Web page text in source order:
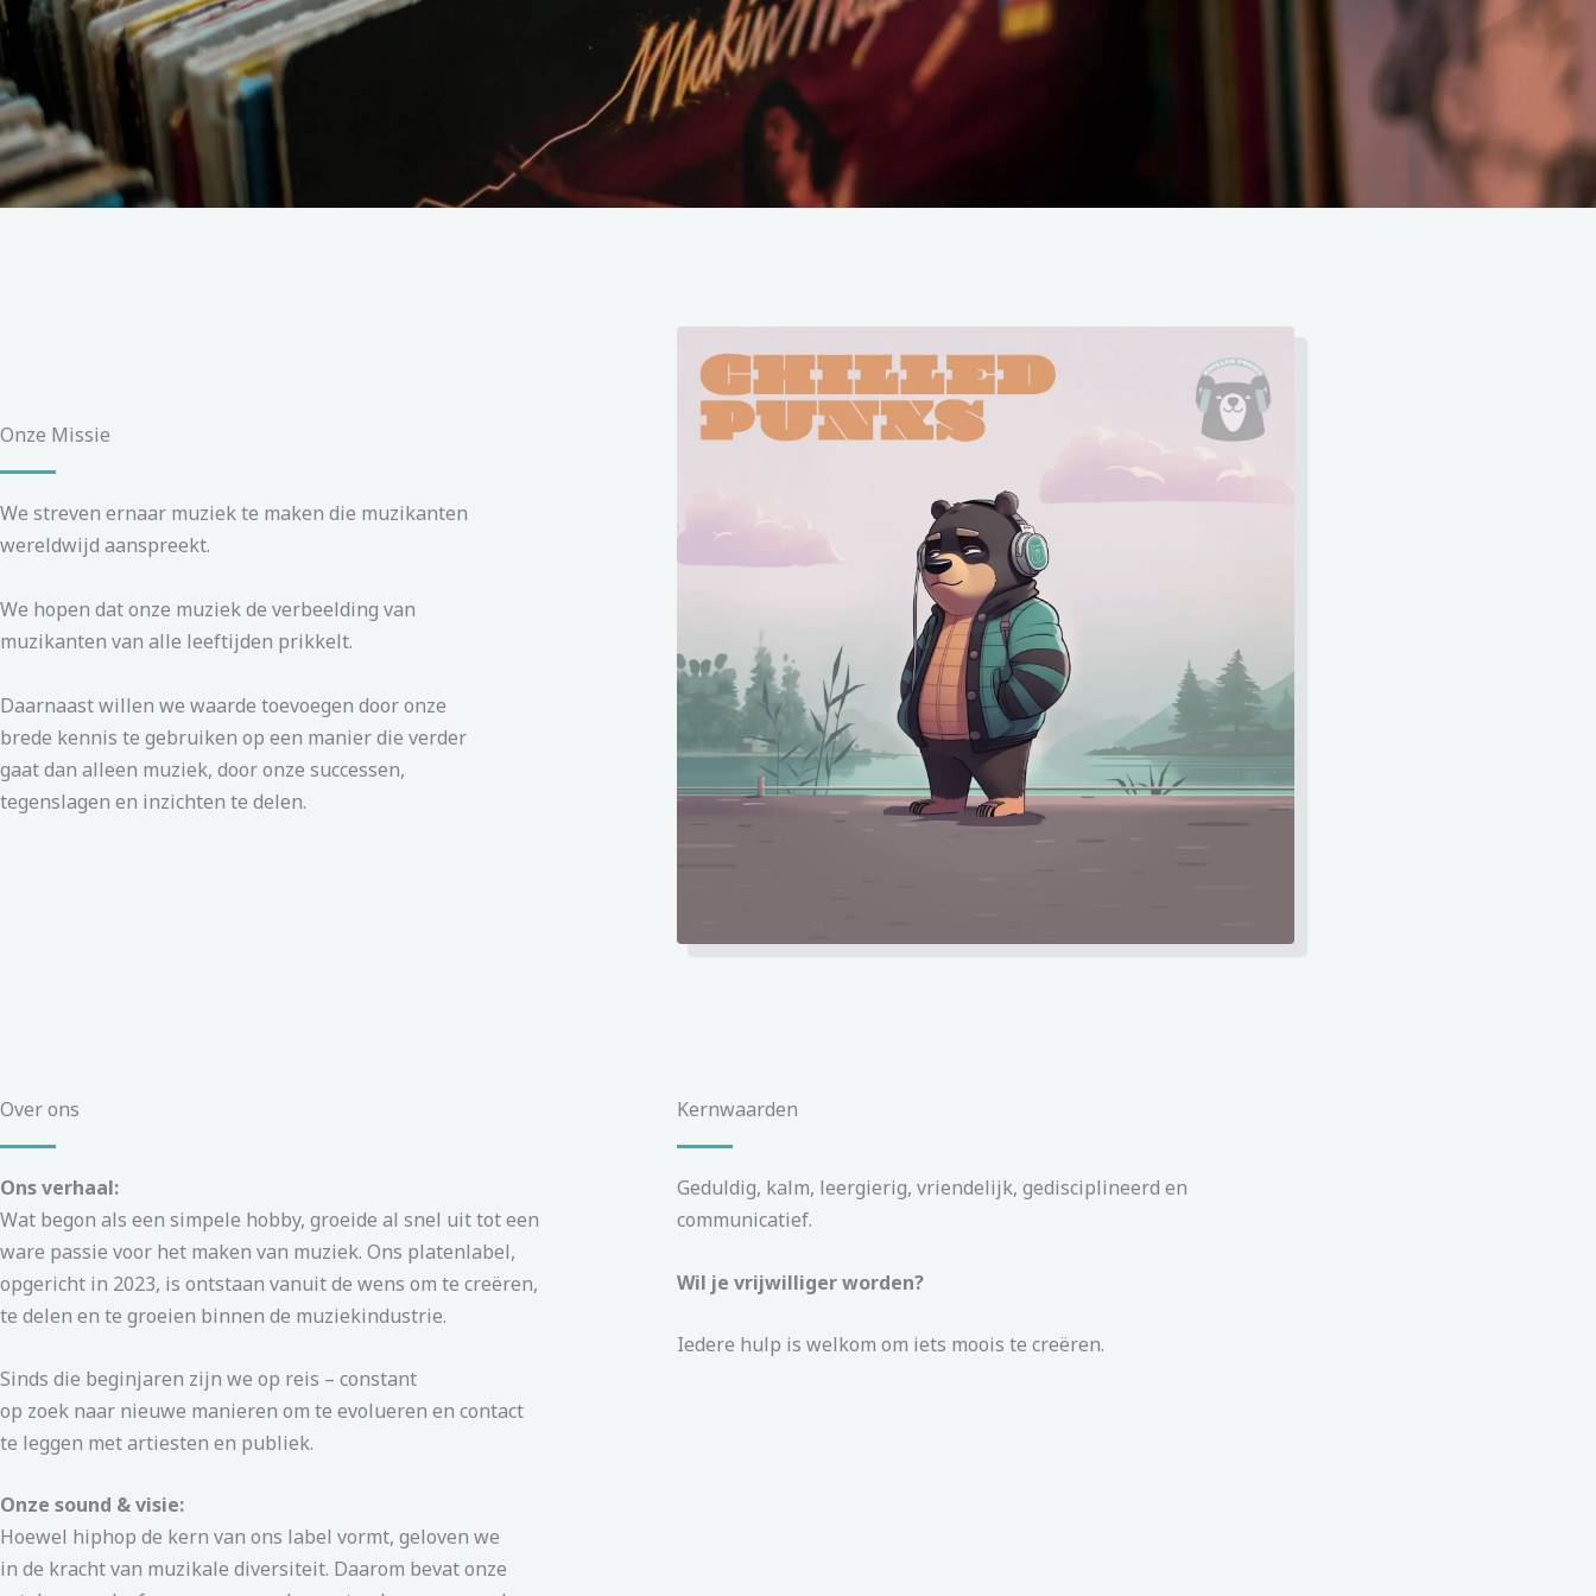
Onze Missie
We streven ernaar muziek te maken die muzikanten
wereldwijd aanspreekt.
We hopen dat onze muziek de verbeelding van
muzikanten van alle leeftijden prikkelt.
Daarnaast willen we waarde toevoegen door onze
brede kennis te gebruiken op een manier die verder
gaat dan alleen muziek, door onze successen,
tegenslagen en inzichten te delen.
Over ons
Ons verhaal:
Wat begon als een simpele hobby, groeide al snel uit tot een
ware passie voor het maken van muziek. Ons platenlabel,
opgericht in 2023, is ontstaan ​​vanuit de wens om te creëren,
te delen en te groeien binnen de muziekindustrie.
Sinds die beginjaren zijn we op reis – constant
op zoek naar nieuwe manieren om te evolueren en contact
te leggen met artiesten en publiek.
Onze sound & visie:
Hoewel hiphop de kern van ons label vormt, geloven we
in de kracht van muzikale diversiteit. Daarom bevat onze
Kernwaarden
Geduldig, kalm, leergierig, vriendelijk, gedisciplineerd en
communicatief.
Wil je vrijwilliger worden?
Iedere hulp is welkom om iets moois te creëren.